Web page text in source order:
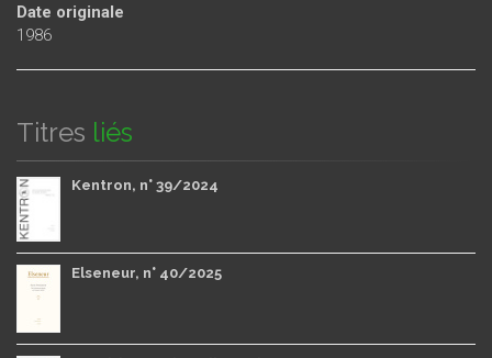
Date originale
1986
Titres liés
Kentron, n° 39/2024
Elseneur, n° 40/2025